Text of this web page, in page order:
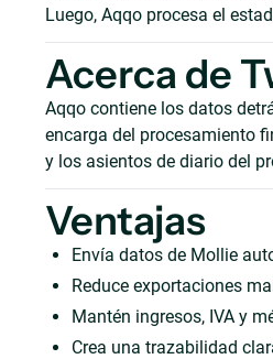
Luego, Aqqo procesa el
Acerca de
Aqqo contiene los datos
encarga del procesamiento
y los asientos de diario del
Ventajas
Envía datos de Mollie
Reduce exportaciones
Mantén ingresos, IVA y
Crea una trazabilidad